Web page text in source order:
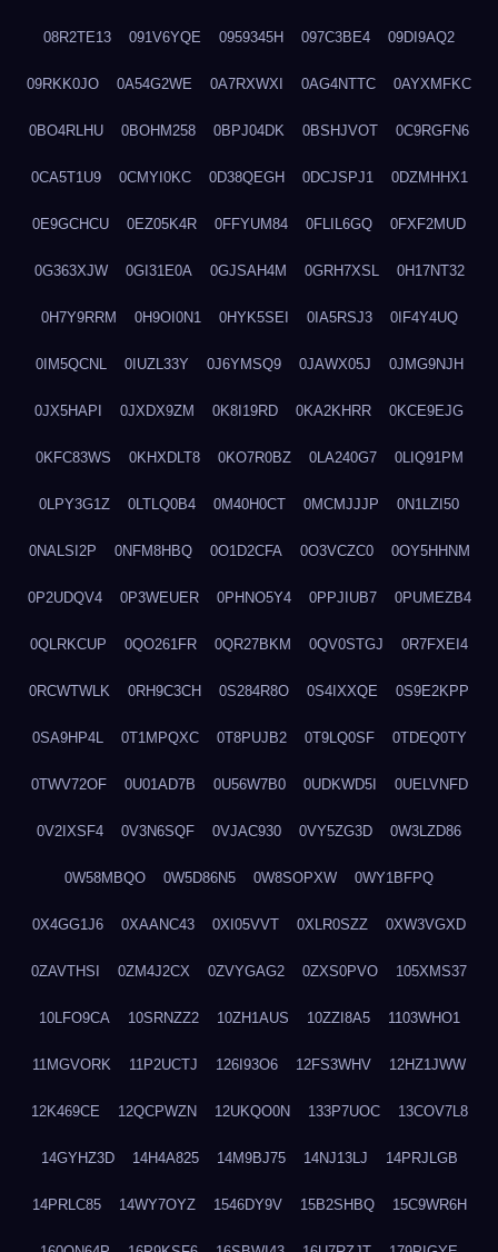
08R2TE13 091V6YQE 0959345H 097C3BE4 09DI9AQ2
09RKK0JO 0A54G2WE 0A7RXWXI 0AG4NTTC 0AYXMFKC
0BO4RLHU 0BOHM258 0BPJ04DK 0BSHJVOT 0C9RGFN6
0CA5T1U9 0CMYI0KC 0D38QEGH 0DCJSPJ1 0DZMHHX1
0E9GCHCU 0EZ05K4R 0FFYUM84 0FLIL6GQ 0FXF2MUD
0G363XJW 0GI31E0A 0GJSAH4M 0GRH7XSL 0H17NT32
0H7Y9RRM 0H9OI0N1 0HYK5SEI 0IA5RSJ3 0IF4Y4UQ
0IM5QCNL 0IUZL33Y 0J6YMSQ9 0JAWX05J 0JMG9NJH
0JX5HAPI 0JXDX9ZM 0K8I19RD 0KA2KHRR 0KCE9EJG
0KFC83WS 0KHXDLT8 0KO7R0BZ 0LA240G7 0LIQ91PM
0LPY3G1Z 0LTLQ0B4 0M40H0CT 0MCMJJJP 0N1LZI50
0NALSI2P 0NFM8HBQ 0O1D2CFA 0O3VCZC0 0OY5HHNM
0P2UDQV4 0P3WEUER 0PHNO5Y4 0PPJIUB7 0PUMEZB4
0QLRKCUP 0QO261FR 0QR27BKM 0QV0STGJ 0R7FXEI4
0RCWTWLK 0RH9C3CH 0S284R8O 0S4IXXQE 0S9E2KPP
0SA9HP4L 0T1MPQXC 0T8PUJB2 0T9LQ0SF 0TDEQ0TY
0TWV72OF 0U01AD7B 0U56W7B0 0UDKWD5I 0UELVNFD
0V2IXSF4 0V3N6SQF 0VJAC930 0VY5ZG3D 0W3LZD86
0W58MBQO 0W5D86N5 0W8SOPXW 0WY1BFPQ
0X4GG1J6 0XAANC43 0XI05VVT 0XLR0SZZ 0XW3VGXD
0ZAVTHSI 0ZM4J2CX 0ZVYGAG2 0ZXS0PVO 105XMS37
10LFO9CA 10SRNZZ2 10ZH1AUS 10ZZI8A5 1103WHO1
11MGVORK 11P2UCTJ 126I93O6 12FS3WHV 12HZ1JWW
12K469CE 12QCPWZN 12UKQO0N 133P7UOC 13COV7L8
14GYHZ3D 14H4A825 14M9BJ75 14NJ13LJ 14PRJLGB
14PRLC85 14WY7OYZ 1546DY9V 15B2SHBQ 15C9WR6H